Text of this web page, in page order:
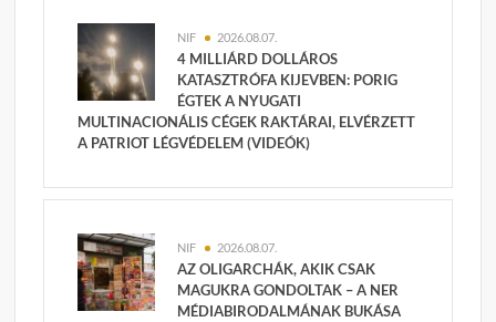
NIF 2026.08.07.
4 MILLIÁRD DOLLÁROS
KATASZTRÓFA KIJEVBEN: PORIG
ÉGTEK A NYUGATI
MULTINACIONÁLIS CÉGEK RAKTÁRAI, ELVÉRZETT
A PATRIOT LÉGVÉDELEM (VIDEÓK)
NIF 2026.08.07.
AZ OLIGARCHÁK, AKIK CSAK
MAGUKRA GONDOLTAK – A NER
MÉDIABIRODALMÁNAK BUKÁSA